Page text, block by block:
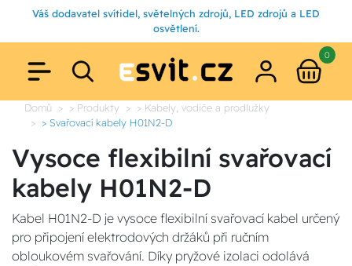
Váš dodavatel svítidel, světelných zdrojů, LED zdrojů a LED
osvětlení.
0
Domů > Produkty
> Kabely, vodiče a prodlužky
> Svařovací kabely H01N2-D
Vysoce flexibilní svařovací
kabely H01N2-D
Kabel H01N2-D je vysoce flexibilní svařovací kabel určený
pro připojení elektrodových držáků při ručním
obloukovém svařování. Díky pryžové izolaci odolává